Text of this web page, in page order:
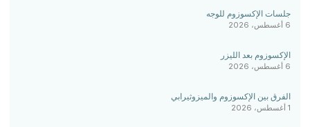
جلسات الإكسوزوم للوجه
6 أغسطس، 2026
الإكسوزوم بعد الليزر
6 أغسطس، 2026
الفرق بين الإكسوزوم والميزوثيرابي
1 أغسطس، 2026